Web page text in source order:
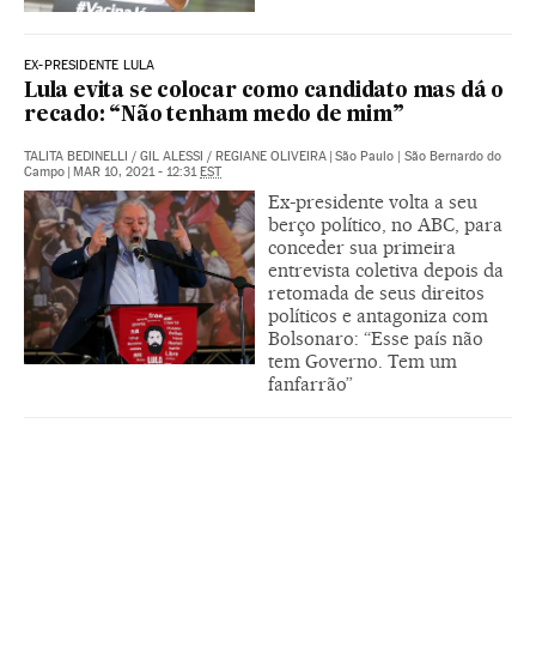
EX-PRESIDENTE LULA
Lula evita se colocar como candidato mas dá o
recado: “Não tenham medo de mim”
TALITA BEDINELLI / GIL ALESSI / REGIANE OLIVEIRA São Paulo | São Bernardo do
Campo
MAR 10, 2021 - 12:31 EST
Ex-presidente volta a seu
berço político, no ABC, para
conceder sua primeira
entrevista coletiva depois da
retomada de seus direitos
políticos e antagoniza com
Bolsonaro: “Esse país não
tem Governo. Tem um
fanfarrão”